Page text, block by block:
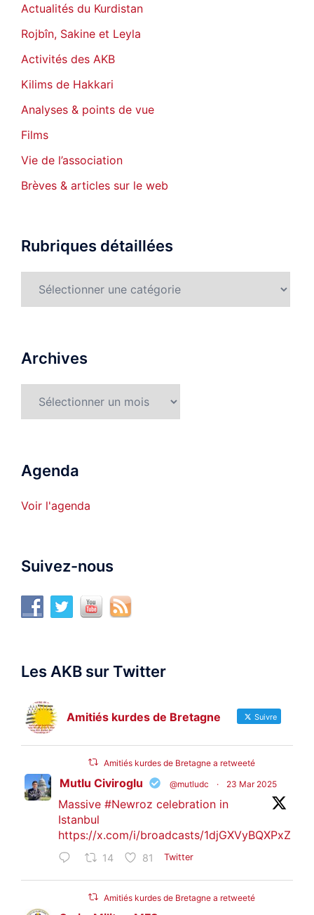
Actualités du Kurdistan
Rojbîn, Sakine et Leyla
Activités des AKB
Kilims de Hakkari
Analyses & points de vue
Films
Vie de l’association
Brèves & articles sur le web
Rubriques détaillées
détaillées
Archives
Agenda
Voir l'agenda
Suivez-nous
Les AKB sur Twitter
Amitiés kurdes de Bretagne Suivre
Amitiés kurdes de Bretagne a retweeté
Mutlu Civiroglu @mutludc · 23 Mar 2025
Massive #Newroz celebration in
Istanbul
https://x.com/i/broadcasts/1djGXVyBQXPxZ
14 81 Twitter
Amitiés kurdes de Bretagne a retweeté